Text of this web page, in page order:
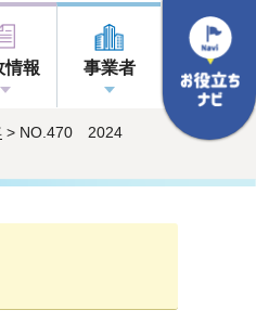
情報 事業者
> NO.470 2024